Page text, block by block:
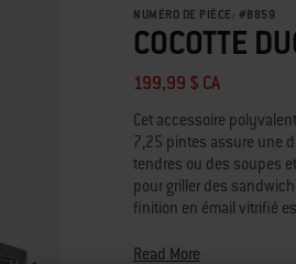
NUMÉRO DE PIÈCE: #8859
COCOTTE
199,99 $ CA
Cet accessoire
7,25 pintes assure une
tendres ou des soupes
pour griller des
finition en émail vitrifié
Read More